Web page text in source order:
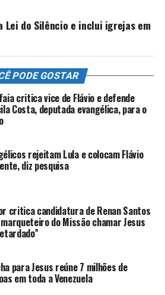
Lei do Silêncio e inclui igrejas em
PODE GOSTAR
critica vice de Flávio e defende
Costa, deputada evangélica, para o
rejeitam Lula e colocam Flávio
diz pesquisa
critica candidatura de Renan Santos
do Missão chamar Jesus
para Jesus reúne 7 milhões de
em toda a Venezuela